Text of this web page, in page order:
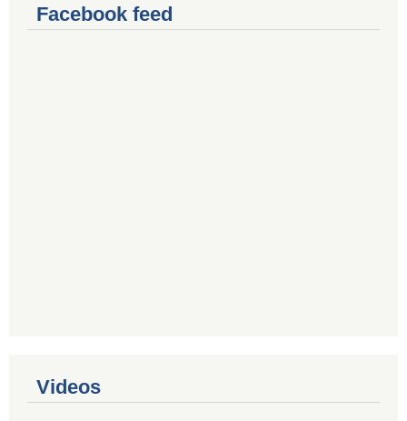
Facebook feed
Videos